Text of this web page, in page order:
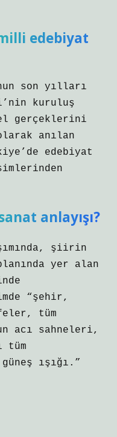
edebiyat
son yılları
kuruluş
gerçeklerini
anılan
edebiyat
anlayışı?
şiirin
yer alan
“şehir,
tüm
acı sahneleri,
tüm
ışığı.”